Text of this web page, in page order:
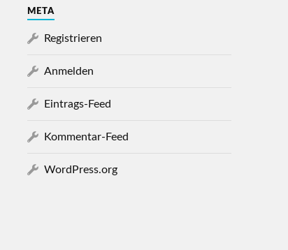
META
Registrieren
Anmelden
Eintrags-Feed
Kommentar-Feed
WordPress.org